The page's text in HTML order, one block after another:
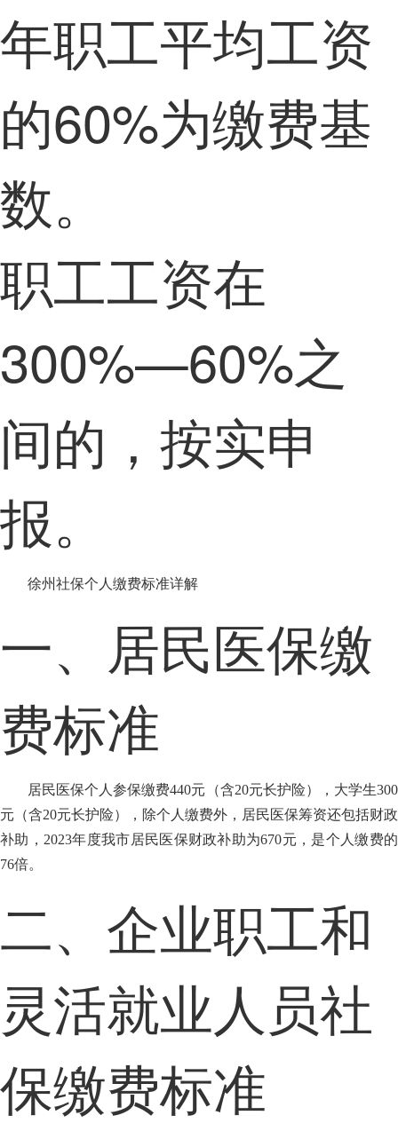
年职工平均工资
的60%为缴费基
数。
职工工资在
300%—60%之
间的，按实申
报。
徐州社保个人缴费标准详解
一、居民医保缴
费标准
居民医保个人参保缴费440元（含20元长护险），大学生300
元（含20元长护险），除个人缴费外，居民医保筹资还包括财政
补助，2023年度我市居民医保财政补助为670元，是个人缴费的
76倍。
二、企业职工和
灵活就业人员社
保缴费标准